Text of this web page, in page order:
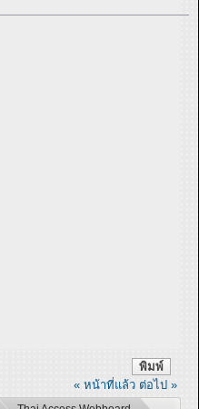
พิมพ์
« หน้าที่แล้ว ต่อไป »